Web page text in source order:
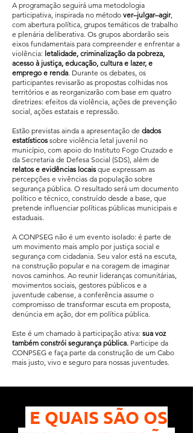
A programação seguirá uma metodologia
participativa, inspirada no método ver–julgar–agir,
com abertura política, grupos temáticos de trabalho
e plenária deliberativa. Os grupos abordarão seis
eixos fundamentais para compreender e enfrentar a
violência: letalidade, criminalização da pobreza,
acesso à justiça, educação, cultura e lazer, e
emprego e renda. Durante os debates, os
participantes revisarão as propostas colhidas nos
territórios e as reorganizarão com base em quatro
diretrizes: efeitos da violência, ações de prevenção
social, ações estatais e repressão.
Estão previstas ainda a apresentação de dados
estatísticos sobre violência letal juvenil no
município, com apoio do Instituto Fogo Cruzado e
da Secretaria de Defesa Social (SDS), além de
relatos e evidências locais que expressam as
percepções e vivências da população sobre
segurança pública. O resultado será um documento
político e técnico, construído desde a base, que
pretende influenciar políticas públicas municipais e
estaduais.
A CONPSEG não é um evento isolado: é parte de
um movimento mais amplo por justiça social e
segurança com cidadania. Seu valor está na escuta,
na construção popular e na coragem de imaginar
novos caminhos. Ao reunir lideranças comunitárias,
movimentos sociais, gestores públicos e a
juventude cabense, a conferência assume o
compromisso de transformar escuta em proposta,
denúncia em ação, dor em política pública.
Este é um chamado à participação ativa: sua voz
também constrói segurança pública. Participe da
CONPSEG e faça parte da construção de um Cabo
mais justo, vivo e seguro para nossas juventudes.
E QUAIS SÃO OS